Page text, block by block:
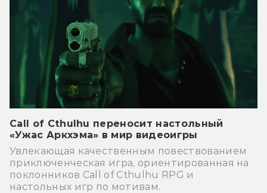
Call of Cthulhu переносит настольный
«Ужас Аркхэма» в мир видеоигры
Увлекающая качественным повествованием
приключенческая игра, ориентированная на
поклонников Call of Cthulhu RPG и
настольных игр по мотивам.